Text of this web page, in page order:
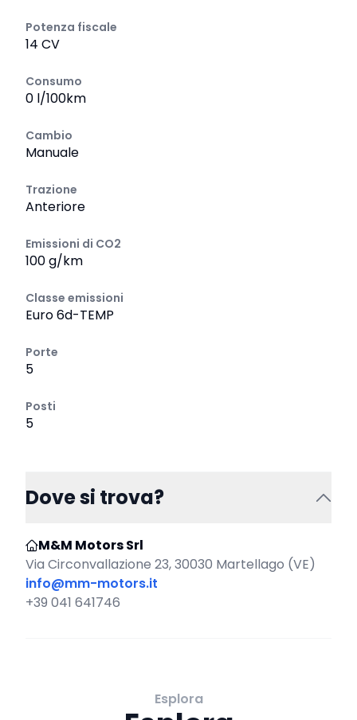
Potenza fiscale
14 CV
Consumo
0 l/100km
Cambio
Manuale
Trazione
Anteriore
Emissioni di CO2
100 g/km
Classe emissioni
Euro 6d-TEMP
Porte
5
Posti
5
Dove si trova?
M&M Motors Srl
Via Circonvallazione 23, 30030 Martellago (VE)
info@mm-motors.it
+39 041 641746
Esplora